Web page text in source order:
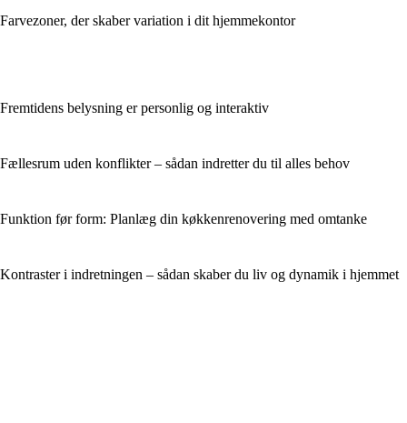
Farvezoner, der skaber variation i dit hjemmekontor
Fremtidens belysning er personlig og interaktiv
Fællesrum uden konflikter – sådan indretter du til alles behov
Funktion før form: Planlæg din køkkenrenovering med omtanke
Kontraster i indretningen – sådan skaber du liv og dynamik i hjemmet